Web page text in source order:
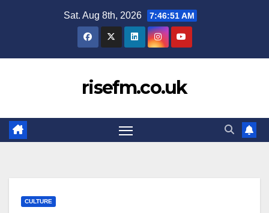
Sat. Aug 8th, 2026 7:46:52 AM
risefm.co.uk
CULTURE